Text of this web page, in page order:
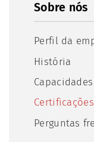
Sobre nós
Perfil da
História
Capacidades
Certificações
Perguntas